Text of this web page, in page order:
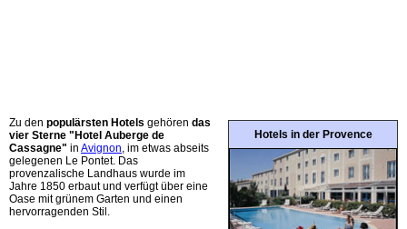
Hotels in der Provence
Zu den populärsten Hotels gehören das
vier Sterne "Hotel Auberge de
Cassagne" in Avignon , im etwas abseits
gelegenen Le Pontet. Das
provenzalische Landhaus wurde im
Jahre 1850 erbaut und verfügt über eine
Oase mit grünem Garten und einen
hervorragenden Stil.